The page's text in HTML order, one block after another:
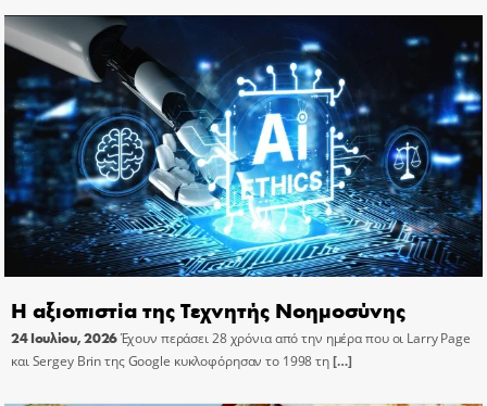
Η αξιοπιστία της Τεχνητής Νοημοσύνης
24 Ιουλίου, 2026Έχουν περάσει 28 χρόνια από την ημέρα που οι Larry Page
και Sergey Brin της Google κυκλοφόρησαν το 1998 τη[…]